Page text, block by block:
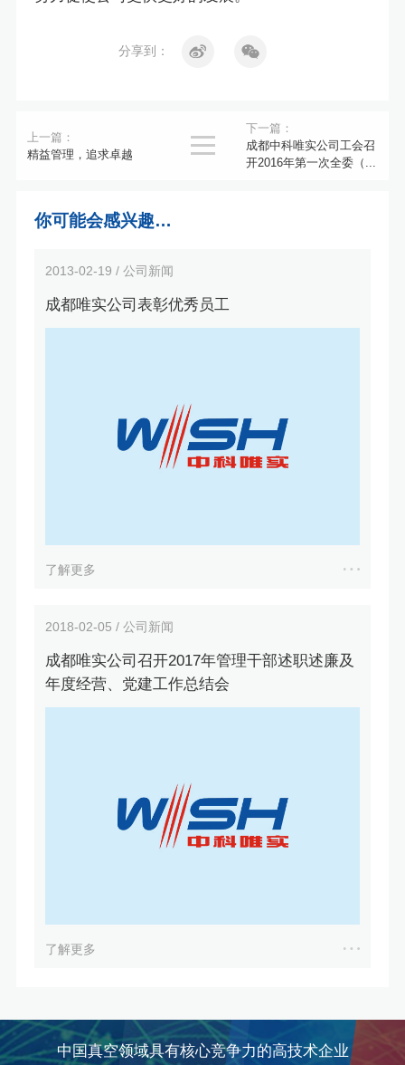
分享到：
上一篇：
精益管理，追求卓越
下一篇：
成都中科唯实公司工会召
开2016年第一次全委（...

你可能会感兴趣…
2013-02-19 / 公司新闻
成都唯实公司表彰优秀员工
了解更多
2018-02-05 / 公司新闻
成都唯实公司召开2017年管理干部述职述廉及
年度经营、党建工作总结会
了解更多
中国真空领域具有核心竞争力的高技术企业